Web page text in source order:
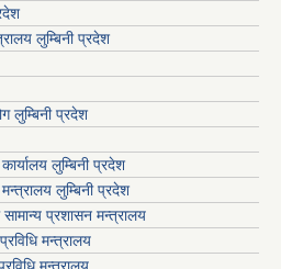
लुम्बिनी प्रदेश
लुम्बिनी प्रदेश
लुम्बिनी प्रदेश
लुम्बिनी प्रदेश
प्रशासन मन्त्रालय
मन्त्रालय